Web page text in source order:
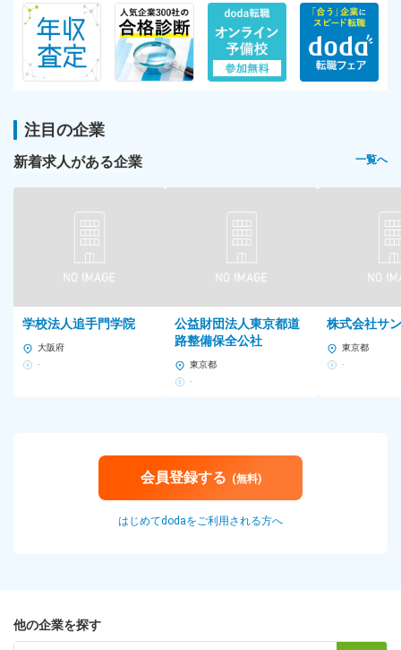
注目の企業
新着求人がある企業 一覧へ
学校法人追手門学院
大阪府
-
公益財団法人東京都道
路整備保全公社
東京都
-
株式会社サ
東京都
-
会員登録する (無料)
はじめてdodaをご利用される方へ
他の企業を探す